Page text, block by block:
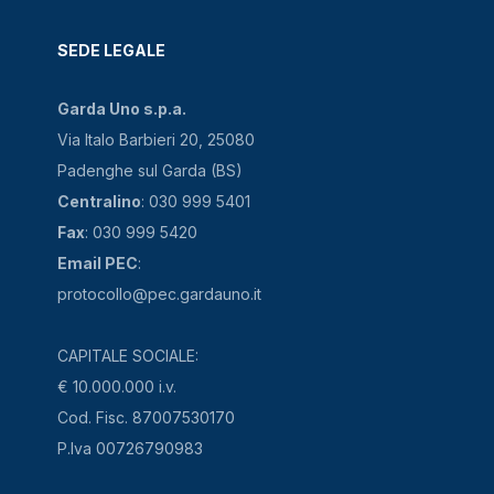
SEDE LEGALE
Garda Uno s.p.a.
Via Italo Barbieri 20, 25080
Padenghe sul Garda (BS)
Centralino: 030 999 5401
Fax: 030 999 5420
Email PEC:
protocollo@pec.gardauno.it
CAPITALE SOCIALE:
€ 10.000.000 i.v.
Cod. Fisc. 87007530170
P.Iva 00726790983